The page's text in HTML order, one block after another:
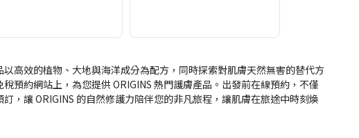
高效的植物、大地與海洋成分為配方，同時探索對肌膚天然無害的替代方
預約網站上，為您提供 ORIGINS 熱門護膚產品。出發前在線預約，不僅
，讓 ORIGINS 的自然修護力陪伴您的非凡旅程，讓肌膚在旅途中時刻煥